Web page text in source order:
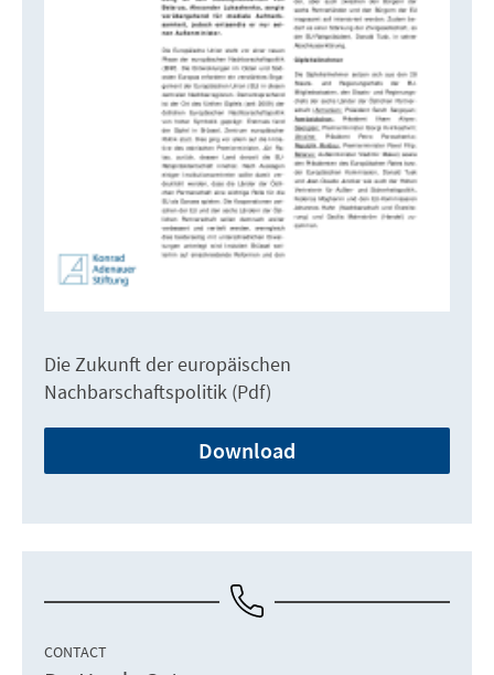
Die Zukunft der europäischen
Nachbarschaftspolitik (Pdf)
Download
CONTACT